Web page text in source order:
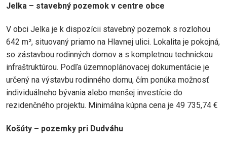
Jelka – stavebný pozemok v centre obce
V obci Jelka je k dispozícii stavebný pozemok s rozlohou
642 m², situovaný priamo na Hlavnej ulici. Lokalita je pokojná,
so zástavbou rodinných domov a s kompletnou technickou
infraštruktúrou. Podľa územnoplánovacej dokumentácie je
určený na výstavbu rodinného domu, čím ponúka možnosť
individuálneho bývania alebo menšej investície do
rezidenčného projektu. Minimálna kúpna cena je 49 735,74 €
Košúty – pozemky pri Dudváhu